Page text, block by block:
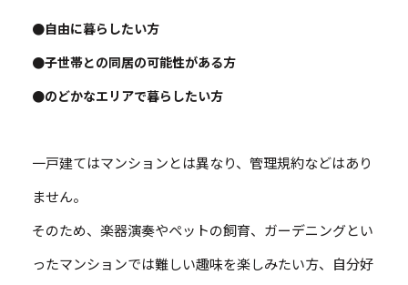
●自由に暮らしたい方
●子世帯との同居の可能性がある方
●のどかなエリアで暮らしたい方
一戸建てはマンションとは異なり、管理規約などはあり
ません。
そのため、楽器演奏やペットの飼育、ガーデニングとい
ったマンションでは難しい趣味を楽しみたい方、自分好